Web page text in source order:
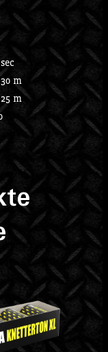
m
m